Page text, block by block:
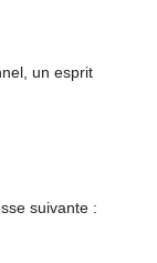
un esprit
suivante :